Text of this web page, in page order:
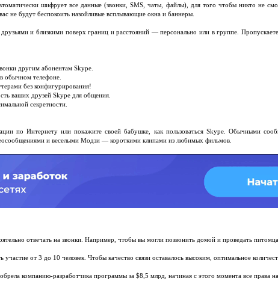
шифрует все данные (звонки, SMS, чаты, файлы), для того чтобы никто не
не будут беспокоить назойливые всплывающие окна и баннеры.
и близкими поверх границ и расстояний — персонально или в группе.
другим абонентам Skype.
обычном телефоне.
без конфигурирования!
ваших друзей Skype для общения.
секретности.
по Интернету или покажите своей бабушке, как пользоваться Skype. Обычными
и веселыми Модзи — короткими клипами из любимых фильмов.
отвечать на звонки. Например, чтобы вы могли позвонить домой и проведать питомца.
от 3 до 10 человек. Чтобы качество связи оставалось высоким, оптимальное
компанию-разработчика программы за $8,5 млрд, начиная с этого момента все права